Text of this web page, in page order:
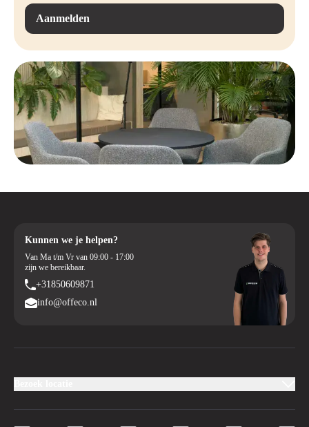
Aanmelden
Kunnen we je helpen?
Van Ma t/m Vr van 09:00 - 17:00
zijn we bereikbaar.
+31850609871
info@offeco.nl